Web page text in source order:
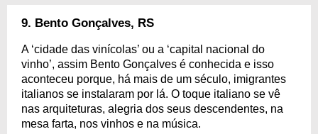
9. Bento Gonçalves, RS
A ‘cidade das vinícolas’ ou a ‘capital nacional do
vinho’, assim Bento Gonçalves é conhecida e isso
aconteceu porque, há mais de um século, imigrantes
italianos se instalaram por lá. O toque italiano se vê
nas arquiteturas, alegria dos seus descendentes, na
mesa farta, nos vinhos e na música.